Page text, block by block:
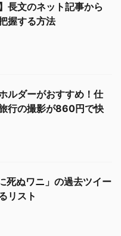
長文のネット記事から
握する方法
ルダーがおすすめ！仕
行の撮影が860円で快
死ぬワニ」の過去ツイー
リスト